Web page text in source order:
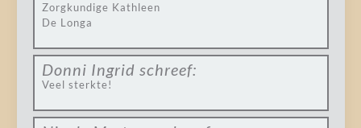
Zorgkundige Kathleen
De Longa
Donni Ingrid schreef:
Veel sterkte!